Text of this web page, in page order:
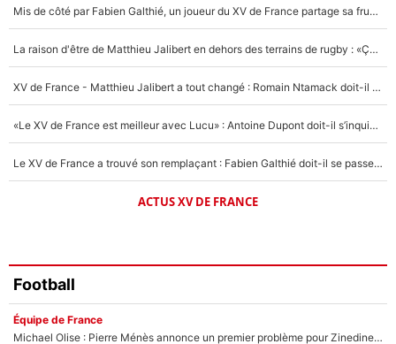
Un autre joueur
5%
Mis de côté par Fabien Galthié, un joueur du XV de France partage sa frustration : «ils ne me l’ont pas dit tout de suite»
La raison d'être de Matthieu Jalibert en dehors des terrains de rugby : «Ça m'atteint autant que si tu touches à un membre de ma famille»
XV de France - Matthieu Jalibert a tout changé : Romain Ntamack doit-il s’inquiéter pour sa place à un an de la Coupe du monde ?
«Le XV de France est meilleur avec Lucu» : Antoine Dupont doit-il s’inquiéter pour sa place ?
Le XV de France a trouvé son remplaçant : Fabien Galthié doit-il se passer d'Antoine Dupont ?
ACTUS XV DE FRANCE
Football
Équipe de France
Michael Olise : Pierre Ménès annonce un premier problème pour Zinedine Zidane en équipe de France